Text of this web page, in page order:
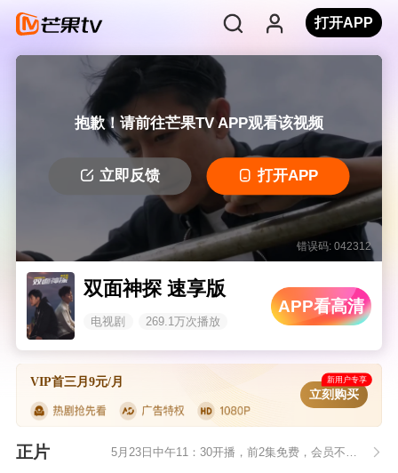
打开APP
抱歉！请前往芒果TV APP观看该视频
立即反馈 打开APP
错误码: 042312
双面神探 速享版
电视剧 269.1万次播放
APP看高清
VIP首三月9元/月 新用户专享
立刻购买
正片 5月23日中午11：30开播，前2集免费，会员不断更每天更新2集。